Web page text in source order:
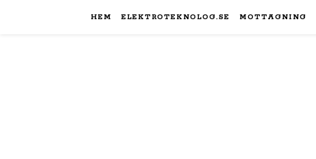
HEM ELEKTROTEKNOLOG.SE MOTTAGNING